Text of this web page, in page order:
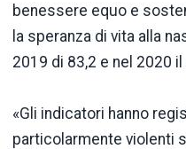
benessere equo e
la speranza di vita alla
2019 di 83,2 e nel 2020
«Gli indicatori hanno
particolarmente violenti